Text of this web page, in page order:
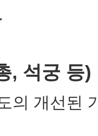
, 석궁 등)
의 개선된